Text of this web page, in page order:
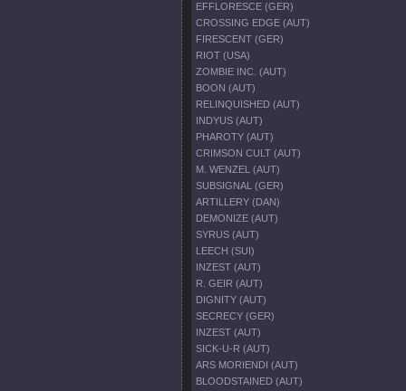
EFFLORESCE (GER)
CROSSING EDGE (AUT)
FIRESCENT (GER)
RIOT (USA)
ZOMBIE INC. (AUT)
BOON (AUT)
RELINQUISHED (AUT)
INDYUS (AUT)
PHAROTY (AUT)
CRIMSON CULT (AUT)
M. WENZEL (AUT)
SUBSIGNAL (GER)
ARTILLERY (DAN)
DEMONIZE (AUT)
SYRUS (AUT)
LEECH (SUI)
INZEST (AUT)
R. GEIR (AUT)
DIGNITY (AUT)
SECRECY (GER)
INZEST (AUT)
SICK-U-R (AUT)
ARS MORIENDI (AUT)
BLOODSTAINED (AUT)